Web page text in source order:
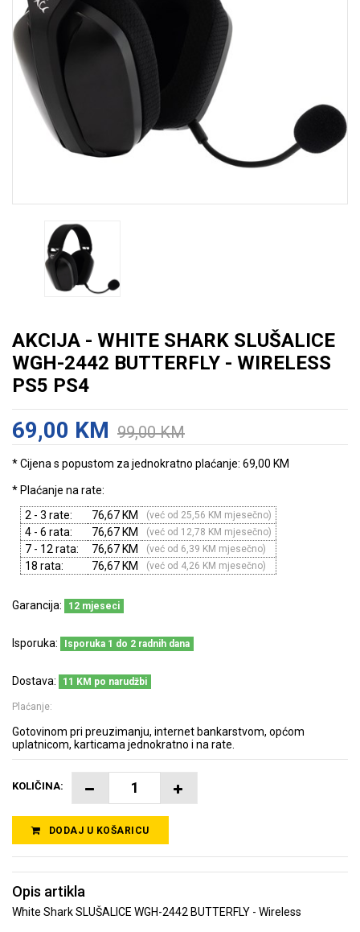
AKCIJA - WHITE SHARK SLUŠALICE
WGH-2442 BUTTERFLY - WIRELESS
PS5 PS4
69,00 KM 99,00 KM
* Cijena s popustom za jednokratno plaćanje: 69,00 KM
* Plaćanje na rate:
2 - 3 rate:
76,67 KM (već od 25,56 KM mjesečno)
4 - 6 rata: 76,67 KM (već od 12,78 KM mjesečno)
7 - 12 rata: 76,67 KM (već od 6,39 KM mjesečno)
18 rata: 76,67 KM (već od 4,26 KM mjesečno)
Garancija: 12 mjeseci
Isporuka: Isporuka 1 do 2 radnih dana
Dostava: 11 KM po narudžbi
Plaćanje:
Gotovinom pri preuzimanju, internet bankarstvom, općom
uplatnicom, karticama jednokratno i na rate.
KOLIČINA:
DODAJ U KOŠARICU
Opis artikla
White Shark SLUŠALICE WGH-2442 BUTTERFLY - Wireless